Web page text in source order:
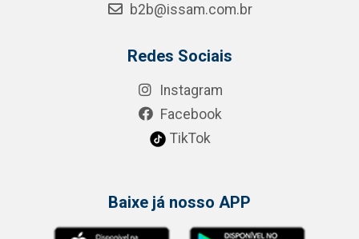
b2b@issam.com.br
Redes Sociais
Instagram
Facebook
TikTok
Baixe já nosso APP